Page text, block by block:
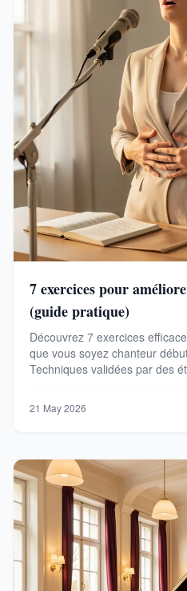
7 exercices pour
(guide pratique)
Découvrez 7 exercices
que vous soyez chanteur
Techniques validées par des
21 May 2026